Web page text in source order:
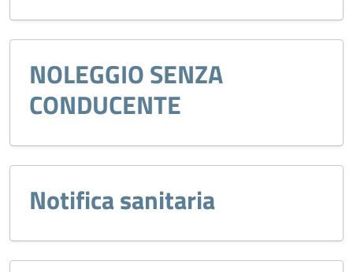
NOLEGGIO SENZA
CONDUCENTE
Notifica sanitaria